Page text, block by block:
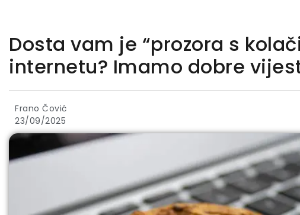
Dosta vam je “prozora s
internetu? Imamo dobre
Frano Čović
23/09/2025